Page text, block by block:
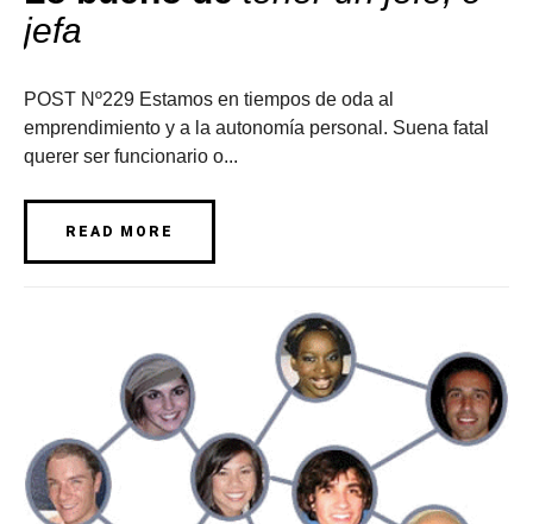
jefa
POST Nº229 Estamos en tiempos de oda al
emprendimiento y a la autonomía personal. Suena fatal
querer ser funcionario o...
READ MORE